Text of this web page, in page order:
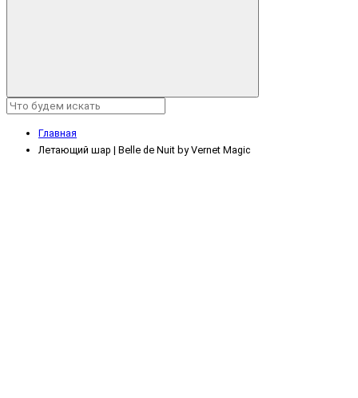
Главная
Летающий шар | Belle de Nuit by Vernet Magic